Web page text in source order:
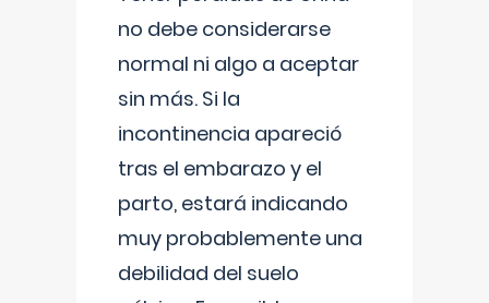
no debe considerarse
normal ni algo a aceptar
sin más. Si la
incontinencia apareció
tras el embarazo y el
parto, estará indicando
muy probablemente una
debilidad del suelo